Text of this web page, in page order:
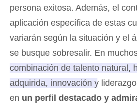
persona exitosa. Además, el
aplicación específica de estas
variarán según la situación y el
se busque sobresalir. En
combinación de talento natural,
adquirida, innovación y
en un perfil destacado y